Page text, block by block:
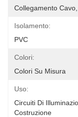
Collegamento
Isolamento:
PVC
Colori:
Colori Su Misura
Uso:
Circuiti Di
Costruzione